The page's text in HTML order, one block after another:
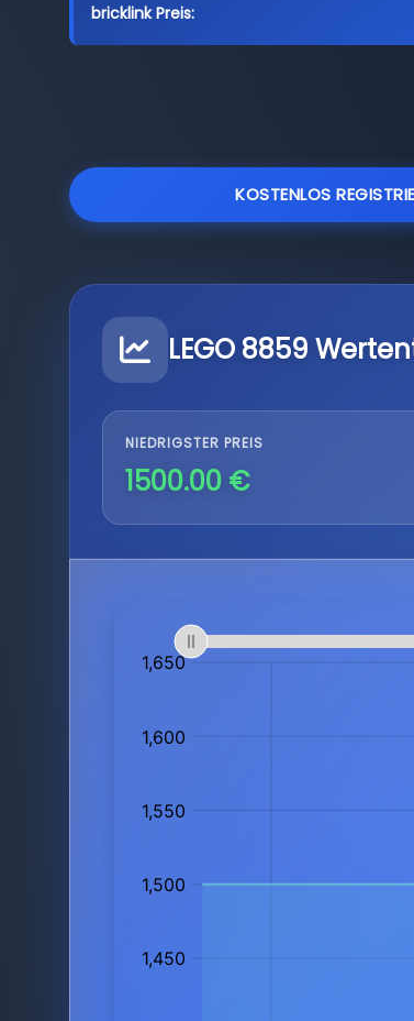
bricklink Preis:
KOSTENLOS
LEGO 8859
NIEDRIGSTER PREIS
1500.00 €